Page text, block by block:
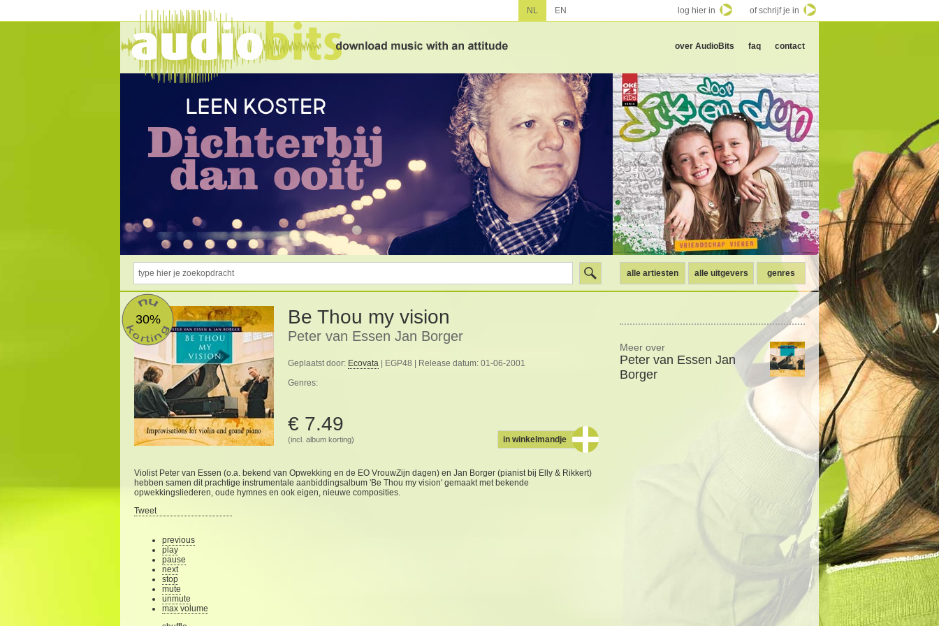
over AudioBits faq contact
alle artiesten alle uitgevers genres
30% Be Thou my vision
Peter van Essen Jan Borger
Geplaatst door: Ecovata | EGP48 | Release datum: 01-06-2001
Genres:
€ 7.49
(incl. album korting) in winkelmandje
Violist Peter van Essen (o.a. bekend van Opwekking en de EO VrouwZijn dagen) en Jan Borger (pianist bij Elly & Rikkert)
hebben samen dit prachtige instrumentale aanbiddingsalbum 'Be Thou my vision' gemaakt met bekende
opwekkingsliederen, oude hymnes en ook eigen, nieuwe composities.
Tweet
previous
play
pause
next
stop
mute
unmute
max volume
Meer over
Peter van Essen Jan
Borger
NL EN log hier in of schrijf je in